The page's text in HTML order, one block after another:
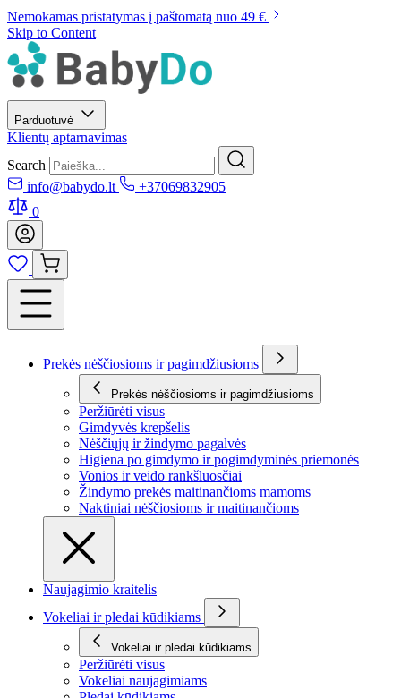
Nemokamas pristatymas į paštomatą nuo 49 €
Skip to Content
Parduotuvė
Klientų aptarnavimas
Search
info@babydo.lt
+37069832905
0
Prekės nėščiosioms ir pagimdžiusioms
Prekės nėščiosioms ir pagimdžiusioms
Peržiūrėti visus
Gimdyvės krepšelis
Nėščiųjų ir žindymo pagalvės
Higiena po gimdymo ir pogimdyminės priemonės
Vonios ir veido rankšluosčiai
Žindymo prekės maitinančioms mamoms
Naktiniai nėščiosioms ir maitinančioms
Naujagimio kraitelis
Vokeliai ir pledai kūdikiams
Vokeliai ir pledai kūdikiams
Peržiūrėti visus
Vokeliai naujagimiams